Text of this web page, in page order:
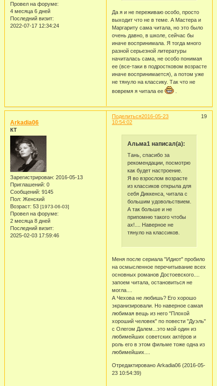
Провел на форуме:
4 месяца 6 дней
Последний визит:
2022-07-17 12:34:24
Да я и не переживаю особо, просто
выходит что не в теме. А Мастера и
Маргариту сама читала, но это было
очень давно, в школе, сейчас бы
иначе воспринимала. Я тогда много
разной серьезной литературы
начиталась сама, не особо понимая
ее (все-таки в подростковом возрасте
иначе воспринимается), а потом уже
не тянуло на классику. Так что не
вовремя я читала ее
.
Поделиться 19
2016-05-23
10:54:02
Arkadia06
КТ
Зарегистрирован: 2016-05-13
Приглашений: 0
Сообщений: 9145
Пол: Женский
Возраст: 53 [1973-06-03]
Провел на форуме:
2 месяца 8 дней
Последний визит:
2025-02-03 17:59:46
Альма1 написал(а):
Тань, спасибо за
рекомендации, посмотрю
как будет настроение.
Я во взрослом возрасте
из классиков открыла для
себя Диккенса, читала с
большим удовольствием.
А так больше и не
припомню такого чтобы
ах!.... Наверное не
тянуло на классиков.
Меня после сериала "Идиот" пробило
на осмысленное перечитывание всех
основных романов Достоевского....
запоем читала, остановиться не
могла....
А Чехова не любишь? Его хорошо
экранизировали. Но наверное самая
любимая вещь из него "Плохой
хороший человек" по повести "Дуэль"
с Олегом Далем...это мой один из
любимейших советских актёров и
роль его в этом фильме тоже одна из
любимейших....
Отредактировано Arkadia06 (2016-05-
23 10:54:39)